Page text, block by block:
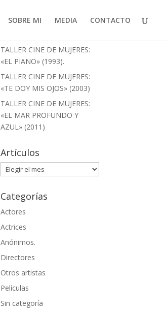
SOBRE MI MEDIA CONTACTO
TALLER CINE DE MUJERES:
«EL PIANO» (1993).
TALLER CINE DE MUJERES:
«TE DOY MIS OJOS» (2003)
TALLER CINE DE MUJERES:
«EL MAR PROFUNDO Y
AZUL» (2011)
Artículos
Artículos
Categorías
Actores
Actrices
Anónimos.
Directores
Otros artistas
Películas
Sin categoría